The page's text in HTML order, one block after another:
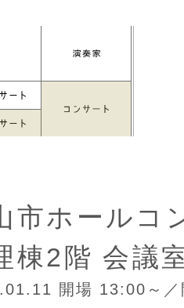
市ホールコ
棟2階 会議
開場 13:00～